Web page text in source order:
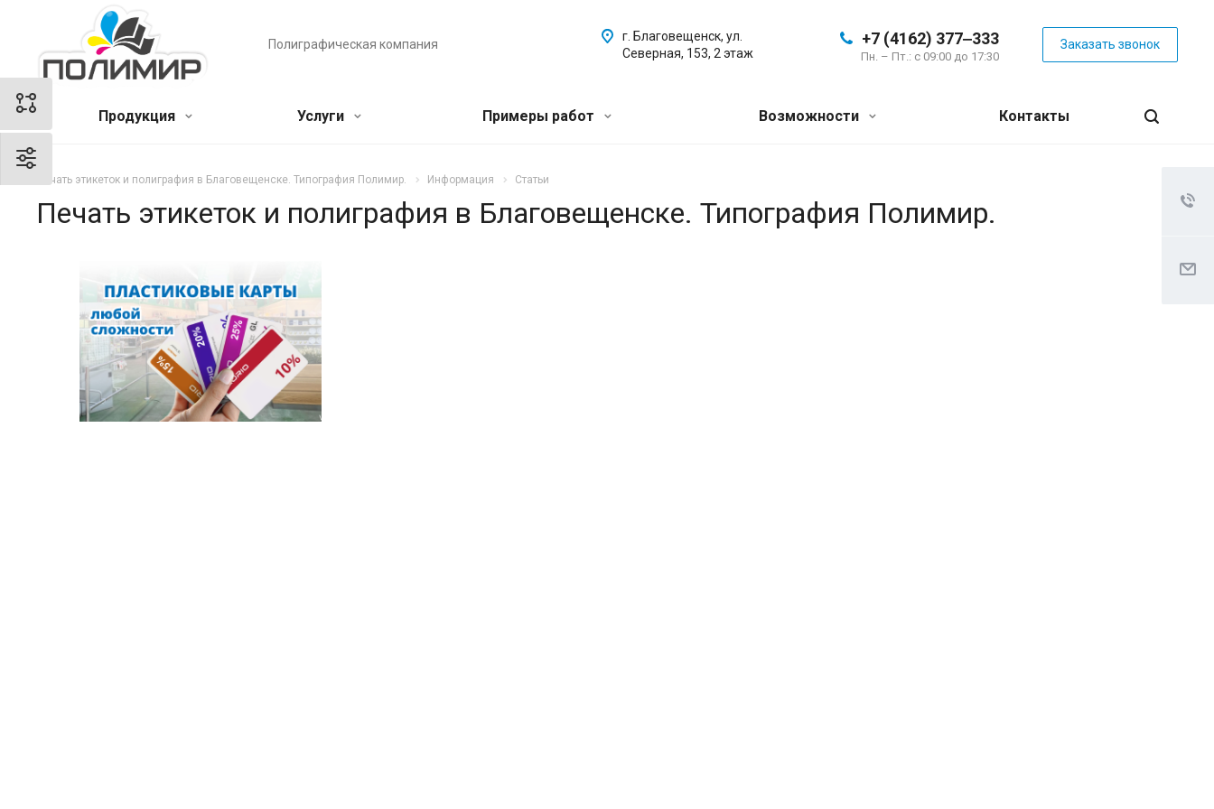
Полиграфическая компания +7 (4162) 377‒333
Пн. – Пт.: с 09:00 до 17:30
Заказать звонок
г. Благовещенск, ул.
Северная, 153, 2 этаж
Продукция Услуги Примеры работ Возможности Контакты
Печать этикеток и полиграфия в Благовещенске. Типография Полимир. Информация Статьи
Печать этикеток и полиграфия в Благовещенске. Типография Полимир.